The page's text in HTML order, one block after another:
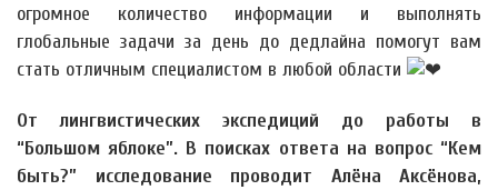
огромное количество информации и выполнять
глобальные задачи за день до дедлайна помогут вам
стать отличным специалистом в любой области
От лингвистических экспедиций до работы в
“Большом яблоке”. В поисках ответа на вопрос “Кем
быть?” исследование проводит Алёна Аксёнова,